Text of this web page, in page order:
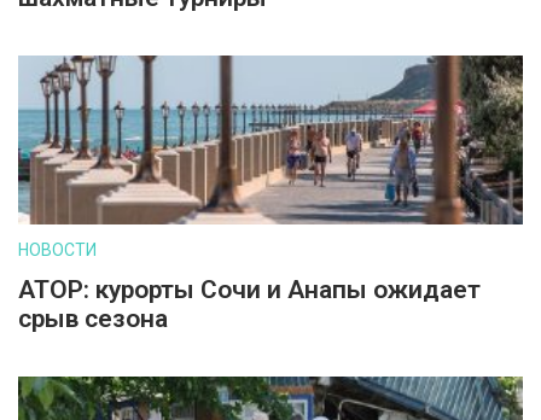
НОВОСТИ
АТОР: курорты Сочи и Анапы ожидает
срыв сезона